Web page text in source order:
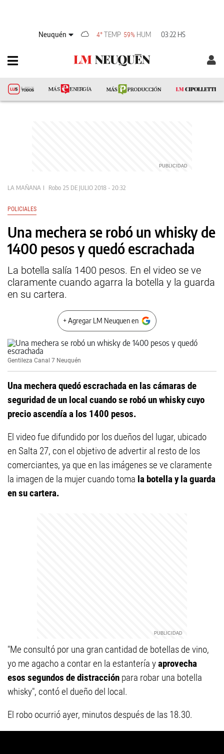
Neuquén 4°TEMP 59% HUM 03:22 HS
LA MAÑANA Robo 25 DE JULIO 2018 - 20:32
POLICIALES
Una mechera se robó un whisky de
1400 pesos y quedó escrachada
La botella salía 1400 pesos. En el video se ve
claramente cuando agarra la botella y la guarda
en su cartera.
+ Agregar LM Neuquen en
Gentileza Canal 7 Neuquén
Una mechera quedó escrachada en las cámaras de
seguridad de un local cuando se robó un whisky cuyo
precio ascendía a los 1400 pesos.
El video fue difundido por los dueños del lugar, ubicado
en Salta 27, con el objetivo de advertir al resto de los
comerciantes, ya que en las imágenes se ve claramente
la imagen de la mujer cuando toma la botella y la guarda
en su cartera.
"Me consultó por una gran cantidad de botellas de vino,
yo me agacho a contar en la estantería yaprovecha
esos segundos de distracción para robar una botella
whisky", contó el dueño del local.
El robo ocurrió ayer, minutos después de las 18.30.